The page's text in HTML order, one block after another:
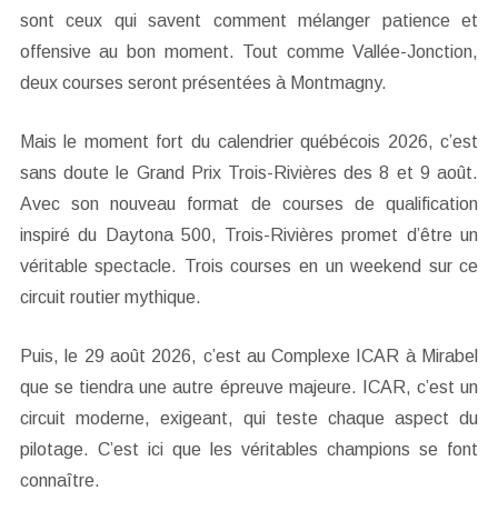
sont ceux qui savent comment mélanger patience et
offensive au bon moment. Tout comme Vallée-Jonction,
deux courses seront présentées à Montmagny.
Mais le moment fort du calendrier québécois 2026, c’est
sans doute le Grand Prix Trois-Rivières des 8 et 9 août.
Avec son nouveau format de courses de qualification
inspiré du Daytona 500, Trois-Rivières promet d’être un
véritable spectacle. Trois courses en un weekend sur ce
circuit routier mythique.
Puis, le 29 août 2026, c’est au Complexe ICAR à Mirabel
que se tiendra une autre épreuve majeure. ICAR, c’est un
circuit moderne, exigeant, qui teste chaque aspect du
pilotage. C’est ici que les véritables champions se font
connaître.